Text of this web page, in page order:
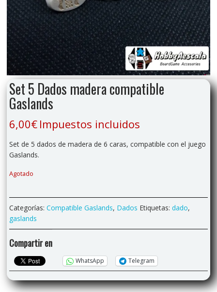
Set 5 Dados madera compatible
Gaslands
6,00€ Impuestos incluidos
Set de 5 dados de madera de 6 caras, compatible con el juego
Gaslands.
Agotado
Categorías: Compatible Gaslands, Dados Etiquetas: dado,
gaslands
Compartir en
WhatsApp Telegram